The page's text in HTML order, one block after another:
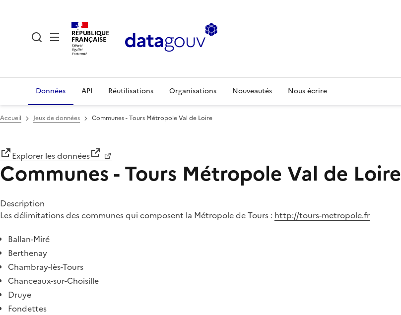
RÉPUBLIQUE
FRANÇAISE
Données API Réutilisations Organisations Nouveautés Nous écrire
Accueil Jeux de données Communes - Tours Métropole Val de Loire
Explorer les données
Communes - Tours Métropole Val de Loire
Description
Les délimitations des communes qui composent la Métropole de Tours : http://tours-metropole.fr
Ballan-Miré
Berthenay
Chambray-lès-Tours
Chanceaux-sur-Choisille
Druye
Fondettes